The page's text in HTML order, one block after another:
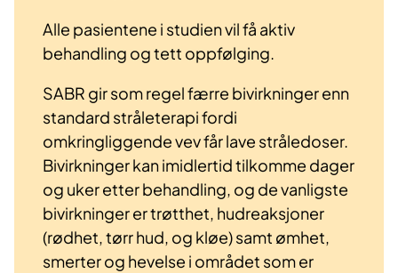
Alle pasientene i studien vil få aktiv
behandling og tett oppfølging.
SABR gir som regel færre bivirkninger enn
standard stråleterapi fordi
omkringliggende vev får lave stråledoser.
Bivirkninger kan imidlertid tilkomme dager
og uker etter behandling, og de vanligste
bivirkninger er trøtthet, hudreaksjoner
(rødhet, tørr hud, og kløe) samt ømhet,
smerter og hevelse i området som er